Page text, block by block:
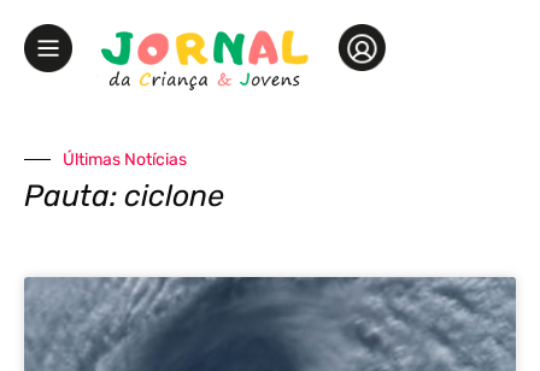
Últimas Notícias
Pauta: ciclone